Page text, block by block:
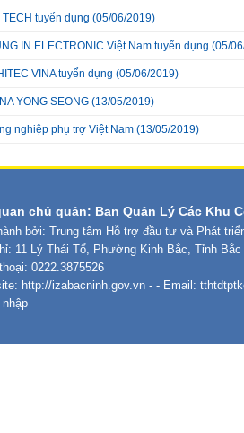
tuyển dụng (05/06/2019)
IN ELECTRONIC Việt Nam tuyển dụng (05/
VINA tuyển dụng (05/06/2019)
YONG SEONG (13/05/2019)
nghiệp phụ trợ Việt Nam (13/05/2019)
chủ quản: Ban Quản Lý Các Khu
bởi: Trung tâm Hỗ trợ đầu tư và Phát
11 Lý Thái Tổ, Phường Kinh Bắc, Tỉnh Bắc
0222.3875526
http://izabacninh.gov.vn - - Email: